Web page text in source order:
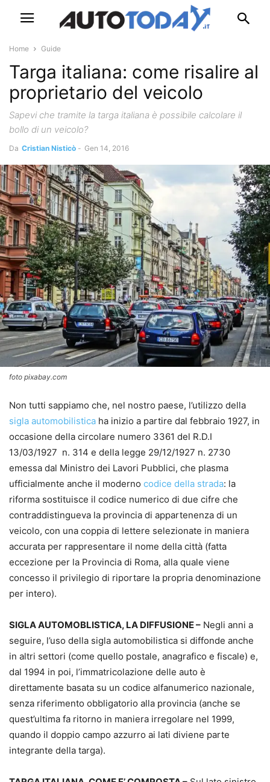
Home Guide
Targa italiana: come risalire al
proprietario del veicolo
Sapevi che tramite la targa italiana è possibile calcolare il
bollo di un veicolo?
Da Cristian Nisticò - Gen 14, 2016
foto pixabay.com
Non tutti sappiamo che, nel nostro paese, l’utilizzo della
sigla automobilistica ha inizio a partire dal febbraio 1927, in
occasione della circolare numero 3361 del R.D.I
13/03/1927 n. 314 e della legge 29/12/1927 n. 2730
emessa dal Ministro dei Lavori Pubblici, che plasma
ufficialmente anche il moderno codice della strada: la
riforma sostituisce il codice numerico di due cifre che
contraddistingueva la provincia di appartenenza di un
veicolo, con una coppia di lettere selezionate in maniera
accurata per rappresentare il nome della città (fatta
eccezione per la Provincia di Roma, alla quale viene
concesso il privilegio di riportare la propria denominazione
per intero).
SIGLA AUTOMOBLISTICA, LA DIFFUSIONE – Negli anni a
seguire, l’uso della sigla automobilistica si diffonde anche
in altri settori (come quello postale, anagrafico e fiscale) e,
dal 1994 in poi, l’immatricolazione delle auto è
direttamente basata su un codice alfanumerico nazionale,
senza riferimento obbligatorio alla provincia (anche se
quest’ultima fa ritorno in maniera irregolare nel 1999,
quando il doppio campo azzurro ai lati diviene parte
integrante della targa).